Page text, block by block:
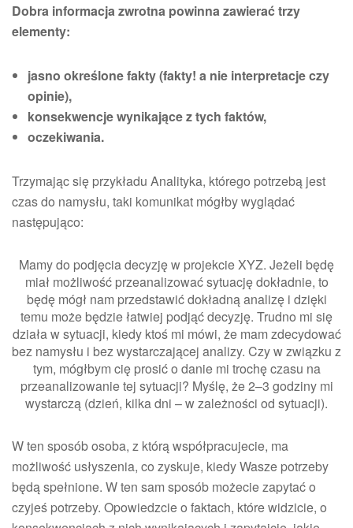
Dobra informacja zwrotna powinna zawierać trzy
elementy:
jasno określone fakty (fakty! a nie interpretacje czy
opinie),
konsekwencje wynikające z tych faktów,
oczekiwania.
Trzymając się przykładu Analityka, którego potrzebą jest
czas do namysłu, taki komunikat mógłby wyglądać
następująco:
Mamy do podjęcia decyzję w projekcie XYZ. Jeżeli będę
miał możliwość przeanalizować sytuację dokładnie, to
będę mógł nam przedstawić dokładną analizę i dzięki
temu może będzie łatwiej podjąć decyzję. Trudno mi się
działa w sytuacji, kiedy ktoś mi mówi, że mam zdecydować
bez namysłu i bez wystarczającej analizy. Czy w związku z
tym, mógłbym cię prosić o danie mi trochę czasu na
przeanalizowanie tej sytuacji? Myślę, że 2–3 godziny mi
wystarczą (dzień, kilka dni – w zależności od sytuacji).
W ten sposób osoba, z którą współpracujecie, ma
możliwość usłyszenia, co zyskuje, kiedy Wasze potrzeby
będą spełnione. W ten sam sposób możecie zapytać o
czyjeś potrzeby. Opowiedzcie o faktach, które widzicie, o